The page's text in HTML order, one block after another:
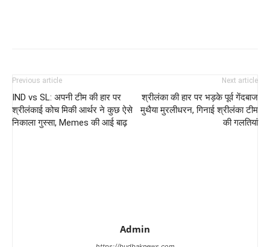
Previous article
IND vs SL: अपनी टीम की हार पर
श्रीलंकाई कोच मिकी आर्थर ने कुछ ऐसे
निकाला गुस्सा, Memes की आई बाढ़
Next article
श्रीलंका की हार पर भड़के पूर्व गेंदबाज
मुथैया मुरलीधरन, गिनाई श्रीलंका टीम
की गलतियां
Admin